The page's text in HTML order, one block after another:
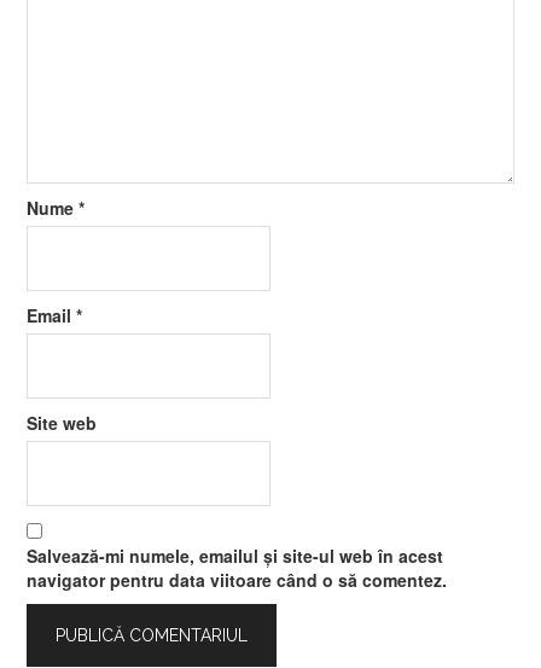
Nume*
Email*
Site web
Salvează-mi numele, emailul și site-ul web în acest
navigator pentru data viitoare când o să comentez.